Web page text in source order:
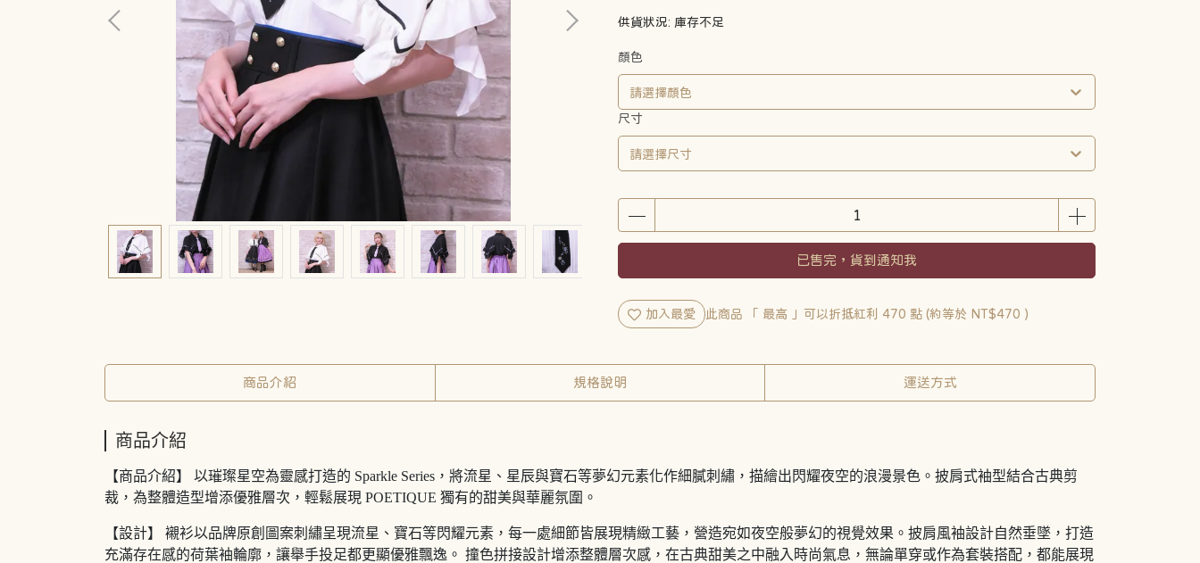
供貨狀況: 庫存不足
顏色
尺寸
已售完，貨到通知我
加入最愛 此商品 「 最高 」可以折抵紅利 470 點 (約等於 NT$470 )
商品介紹 規格說明 運送方式
商品介紹
【商品介紹】 以璀璨星空為靈感打造的 Sparkle Series，將流星、星辰與寶石等夢幻元素化作細膩刺繡，描繪出閃耀夜空的浪漫景色。披肩式袖型結合古典剪
裁，為整體造型增添優雅層次，輕鬆展現 POETIQUE 獨有的甜美與華麗氛圍。
【設計】 襯衫以品牌原創圖案刺繡呈現流星、寶石等閃耀元素，每一處細節皆展現精緻工藝，營造宛如夜空般夢幻的視覺效果。披肩風袖設計自然垂墜，打造
充滿存在感的荷葉袖輪廓，讓舉手投足都更顯優雅飄逸。 撞色拼接設計增添整體層次感，在古典甜美之中融入時尚氣息，無論單穿或作為套裝搭配，都能展現